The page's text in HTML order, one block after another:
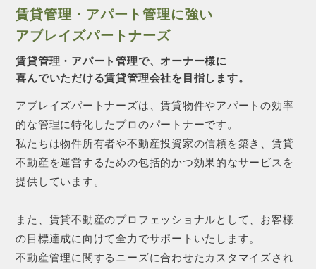
賃貸管理・アパート管理に強い
アブレイズパートナーズ
賃貸管理・アパート管理で、オーナー様に
喜んでいただける賃貸管理会社を目指します。
アブレイズパートナーズは、賃貸物件やアパートの効率
的な管理に特化したプロのパートナーです。
私たちは物件所有者や不動産投資家の信頼を築き、賃貸
不動産を運営するための包括的かつ効果的なサービスを
提供しています。
また、賃貸不動産のプロフェッショナルとして、お客様
の目標達成に向けて全力でサポートいたします。
不動産管理に関するニーズに合わせたカスタマイズされ